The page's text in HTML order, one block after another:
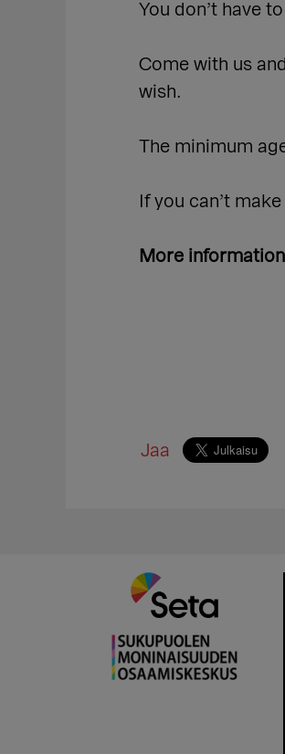
You don’t have
Come with us
wish.
The minimum
If you can’t
More information
Jaa